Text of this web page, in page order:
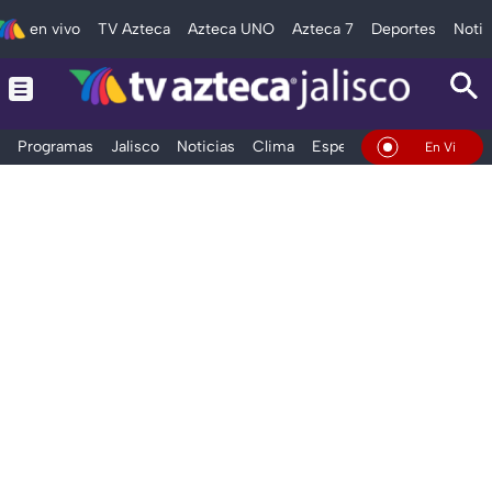
en vivo TV Azteca Azteca UNO Azteca 7 Deportes
Programas Jalisco Noticias Clima Espectáculos Deportes
En Vivo